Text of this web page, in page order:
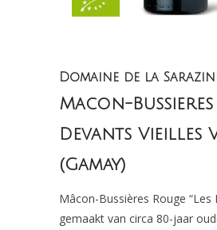
Domaine de la
Macon-Bussieres
Devants Vieilles
(Gamay)
Mâcon-Bussières Rouge “Les
gemaakt van circa 80-jaar